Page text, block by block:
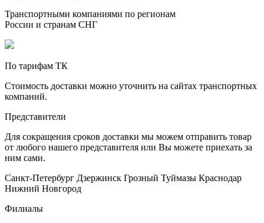
Транспортными компаниями по регионам
России и странам СНГ
По тарифам ТК
Стоимость доставки можно уточнить на сайтах транспортных
компаний.
Представители
Для сокращения сроков доставки мы можем отправить товар
от любого нашего представителя или Вы можете приехать за
ним сами.
Санкт-Петербург Дзержинск Грозный Туймазы Краснодар
Нижний Новгород
Филиалы